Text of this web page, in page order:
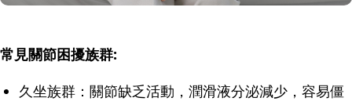
常見關節困擾族群:
久坐族群：關節缺乏活動，潤滑液分泌減少，容易僵